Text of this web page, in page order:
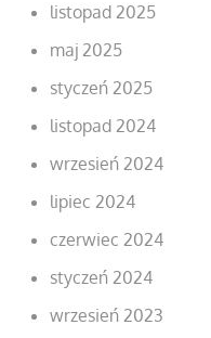
listopad 2025
maj 2025
styczeń 2025
listopad 2024
wrzesień 2024
lipiec 2024
czerwiec 2024
styczeń 2024
wrzesień 2023